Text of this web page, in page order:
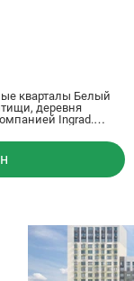
кварталы Белый
деревня
Ingrad.
отделкой, в 26
Медведково. Общая
на